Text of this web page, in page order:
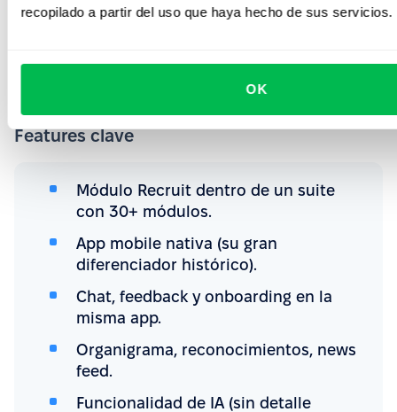
recopilado a partir del uso que haya hecho de sus servicios.
OK
tickets, encuestas, etc. En febrero de 2026 levantó una
Features clave
Módulo Recruit dentro de un suite
con 30+ módulos.
App mobile nativa (su gran
diferenciador histórico).
Chat, feedback y onboarding en la
misma app.
Organigrama, reconocimientos, news
feed.
Funcionalidad de IA (sin detalle